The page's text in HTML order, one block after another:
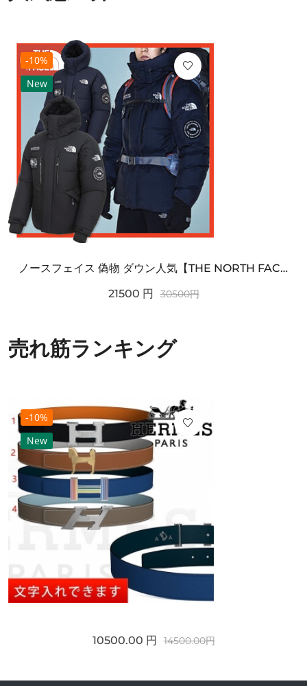
-10%
New
ノースフェイス 偽物 ダウン人気【THE NORTH FACE】M'S 7 SUMMIT HIM...
21500 円 30500円
売れ筋ランキング
-10%
New
10500.00 円 14500.00円